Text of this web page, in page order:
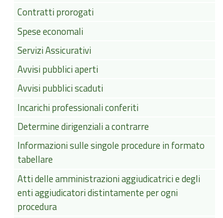
Contratti prorogati
Spese economali
Servizi Assicurativi
Avvisi pubblici aperti
Avvisi pubblici scaduti
Incarichi professionali conferiti
Determine dirigenziali a contrarre
Informazioni sulle singole procedure in formato
tabellare
Atti delle amministrazioni aggiudicatrici e degli
enti aggiudicatori distintamente per ogni
procedura